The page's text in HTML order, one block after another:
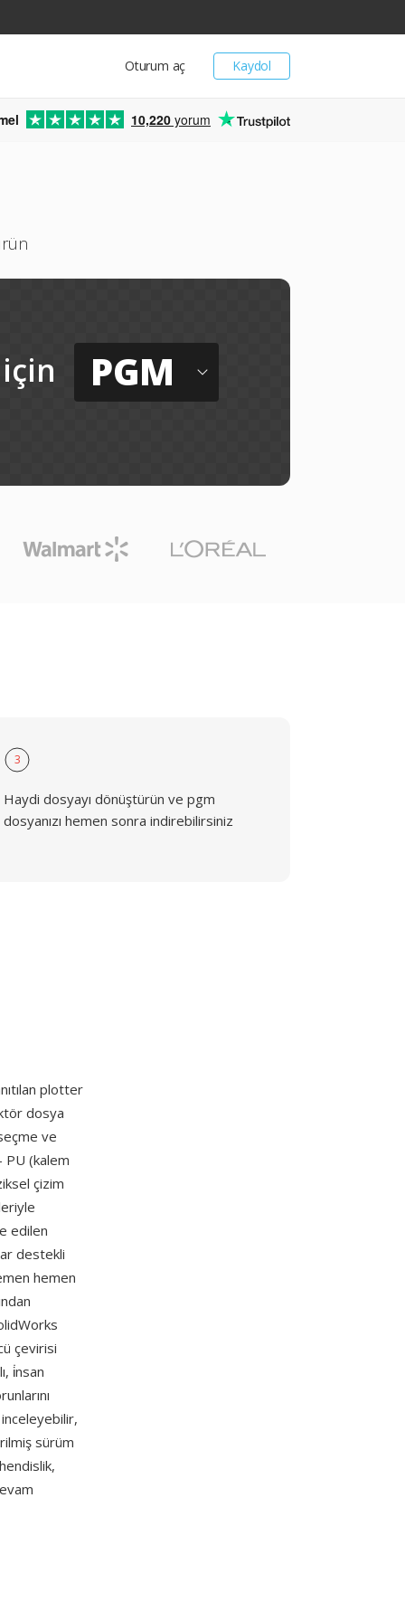
Kaydol
Oturum aç
10,220 yorum
için PGM
3
Haydi dosyayı dönüştürün ve pgm
dosyanızı hemen sonra indirebilirsiniz
plotter
dosya
ve
(kalem
çizim
edilen
destekli
hemen
çevirisi
i̇nsan
sürüm